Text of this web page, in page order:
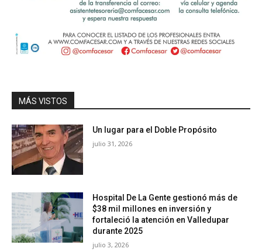
MÁS VISTOS
Un lugar para el Doble Propósito
julio 31, 2026
Hospital De La Gente gestionó más de
$38 mil millones en inversión y
fortaleció la atención en Valledupar
durante 2025
julio 3, 2026